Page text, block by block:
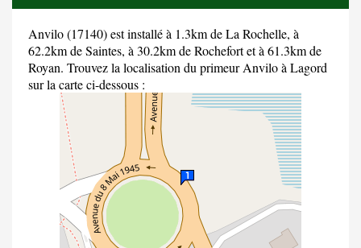
Anvilo (17140) est installé à 1.3km de La Rochelle, à
62.2km de Saintes, à 30.2km de Rochefort et à 61.3km de
Royan. Trouvez la localisation du primeur Anvilo à Lagord
sur la carte ci-dessous :